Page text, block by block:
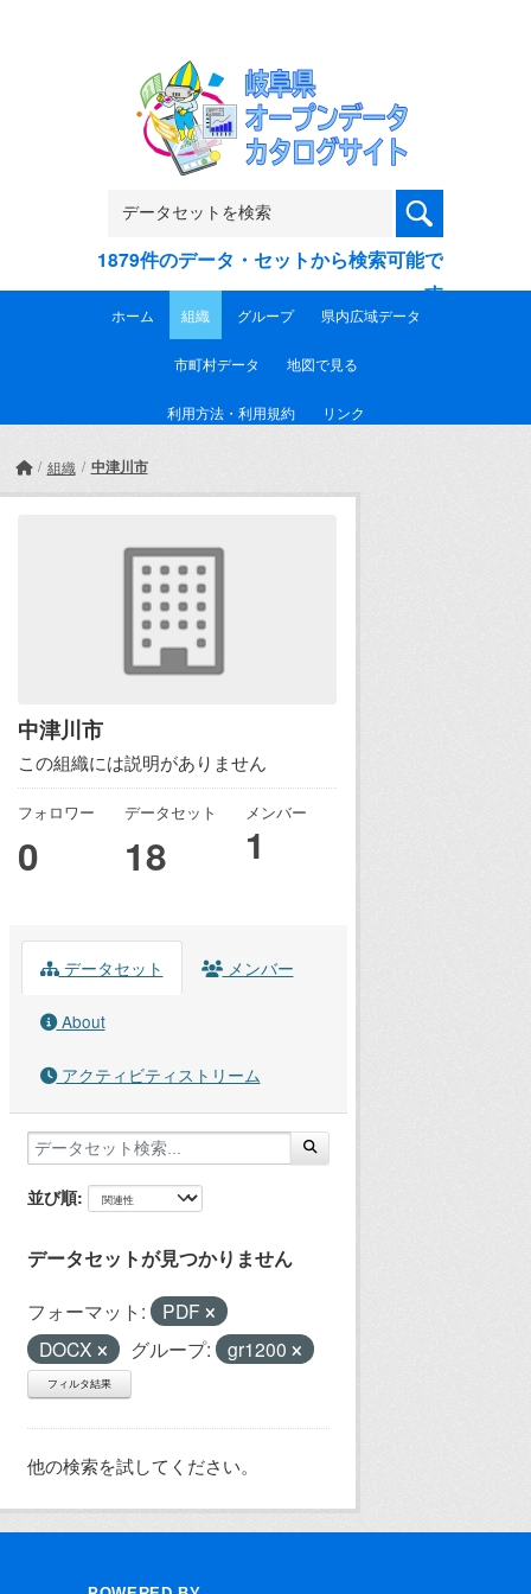
1879件のデータ・セットから検索可能で
す
ホーム 組織 グループ 県内広域データ
市町村データ 地図で見る
利用方法・利用規約 リンク
組織 中津川市
中津川市
この組織には説明がありません
フォロワー
0
データセット
18
メンバー
1
データセット メンバー
About
アクティビティストリーム
並び順
データセットが見つかりません
フォーマット:
PDF
DOCX
グループ: gr1200
フィルタ結果
他の検索を試してください。